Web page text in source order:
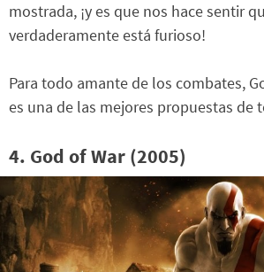
mostrada, ¡y es que nos hace sentir
verdaderamente está furioso!
Para todo amante de los combates,
es una de las mejores propuestas de
4. God of War (2005)